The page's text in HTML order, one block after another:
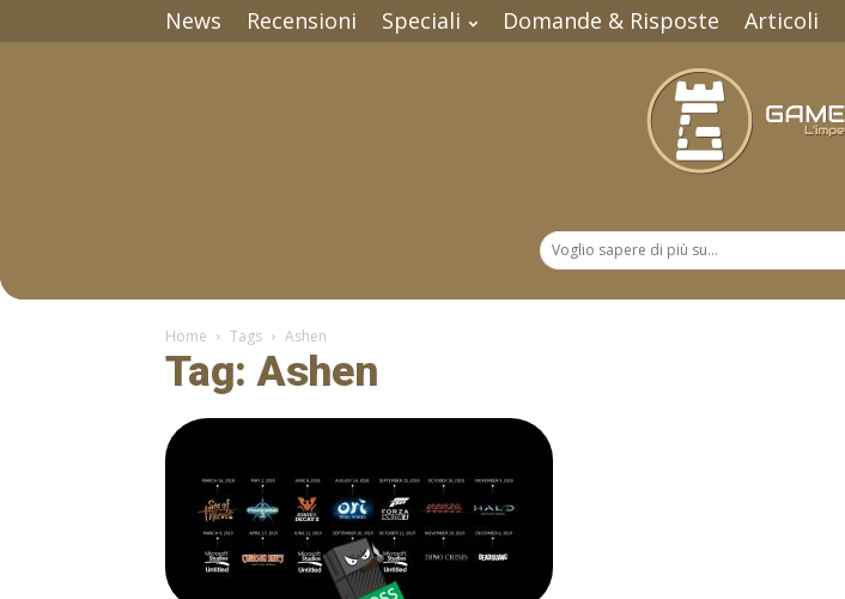
News Recensioni Speciali Domande & Risposte Articoli
Home Tags Ashen
Tag: Ashen